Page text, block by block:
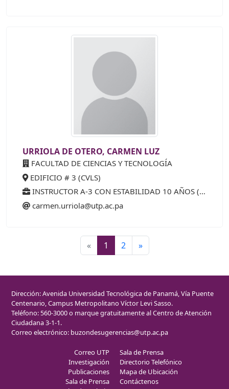
URRIOLA DE OTERO, CARMEN LUZ
FACULTAD DE CIENCIAS Y TECNOLOGÍA
EDIFICIO # 3 (CVLS)
INSTRUCTOR A-3 CON ESTABILIDAD 10 AÑOS (15%)
carmen.urriola@utp.ac.pa
« 1 2 »
Dirección: Avenida Universidad Tecnológica de Panamá, Vía Puente
Centenario, Campus Metropolitano Víctor Levi Sasso.
Teléfono: 560-3000 o marque gratuitamente al Centro de Atención
Ciudadana 3-1-1.
Correo electrónico: buzondesugerencias@utp.ac.pa
Correo UTP
Investigación
Publicaciones
Sala de Prensa
Sala de Prensa
Directorio Telefónico
Mapa de Ubicación
Contáctenos